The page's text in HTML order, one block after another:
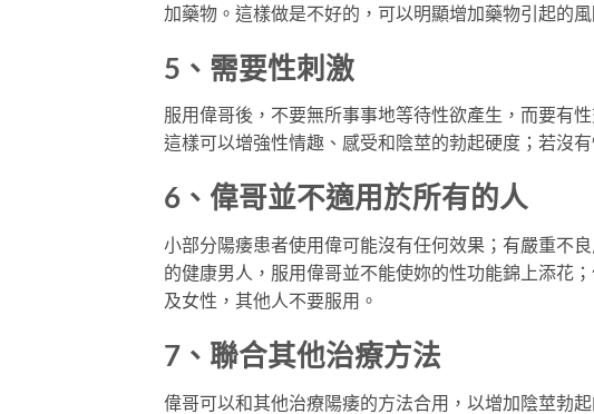
加藥物。這樣做是不好的，可以明顯增加藥物引起的
5、需要性刺激
服用偉哥後，不要無所事事地等待性欲產生，而要有
這樣可以增強性情趣、感受和陰莖的勃起硬度；若沒
6、偉哥並不適用於所有的人
小部分陽痿患者使用偉可能沒有任何效果；有嚴重不
的健康男人，服用偉哥並不能使妳的性功能錦上添花
及女性，其他人不要服用。
7、聯合其他治療方法
偉哥可以和其他治療陽痿的方法合用，以增加陰莖勃